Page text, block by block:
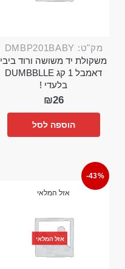
מק"ט: DMBP201BABY
משקולת יד משושה ורוד ביבי
דאמבל 1 קג DUMBBLLE
בלעדי !
₪26
הוספה לסל
-43%
אזל המלאי
אזל המלאי